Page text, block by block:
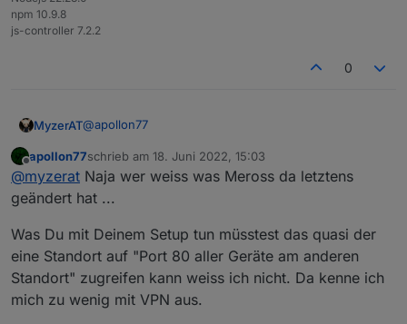
npm 10.9.8
js-controller 7.2.2
0
MyzerAT@apollon77
Danke für deine Analyse!
Was ich nicht verstehe, es hat 2 Jahre funktioniert
Probleme fingen einige Tage vor der Änderung
seitens Meross an, wo sie dann den Login response
geändert hatten, wo du ja sofort die Version 1.10.5
rausgebracht hattest. Auch habe ich versucht per
Proxmox auf einen früheren Snapshot
Wegen Port 80!
Ich habe 2 Standorte, in Wien steht der Master und in
Tulln der Slave, beide laufen auf Proxmox auf einem
Intel Nuc. In Tulln am Proxmox ist ein OpenVPN Client
Alle Meross Geräte liegen aber in der Instanz
apollon77schrieb am 18. Juni 2022, 15:03
zuletzt editiert von
@myzerat Naja wer weiss was Meross da letztens
geändert hat ...
Was Du mit Deinem Setup tun müsstest das quasi der
eine Standort auf "Port 80 aller Geräte am anderen
Standort" zugreifen kann weiss ich nicht. Da kenne ich
mich zu wenig mit VPN aus.